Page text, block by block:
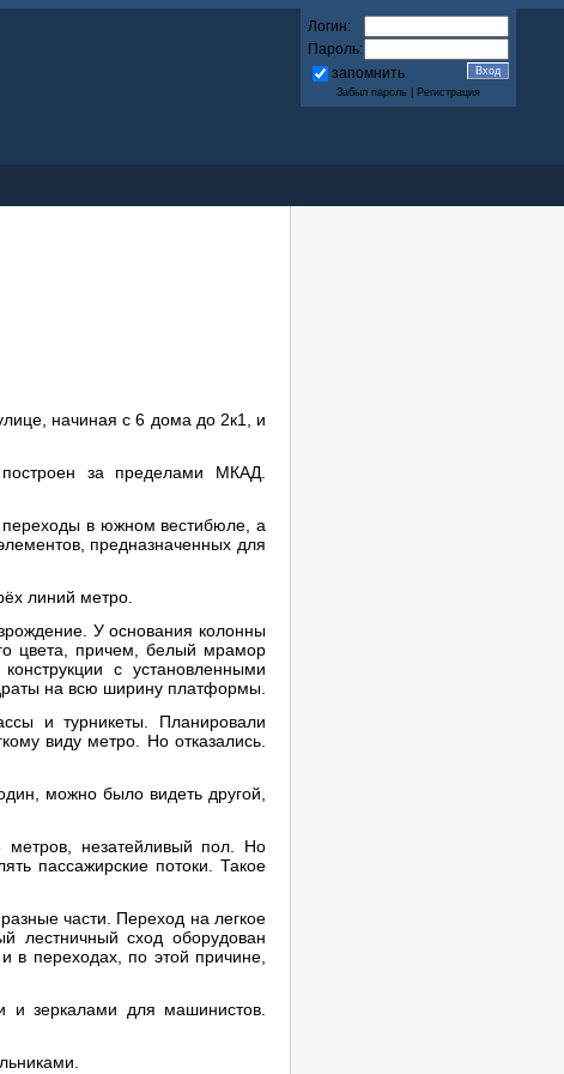
Логин:
Пароль:
запомнить
Забыл пароль Регистрация
начиная с 6 дома до 2к1, и
за пределами МКАД.
переходы в южном вестибюле, а
предназначенных для
линий метро.
У основания колонны
цвета, причем, белый мрамор
с установленными
на всю ширину платформы.
и турникеты. Планировали
виду метро. Но отказались.
можно было видеть другой,
метров, незатейливый пол. Но
пассажирские потоки. Такое
части. Переход на легкое
лестничный сход оборудован
в переходах, по этой причине,
и зеркалами для машинистов.